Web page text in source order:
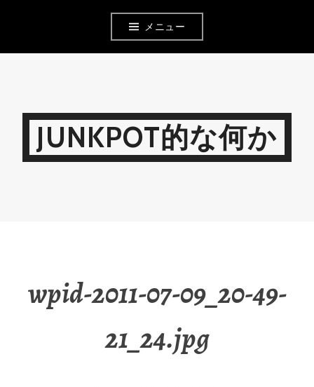
メニュー
JUNKPOT的な何か
wpid-2011-07-09_20-49-
21_24.jpg